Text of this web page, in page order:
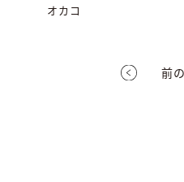
オカコ
前